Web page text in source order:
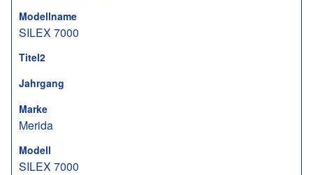
Modellname
SILEX 7000
Titel2
Jahrgang
Marke
Merida
Modell
SILEX 7000